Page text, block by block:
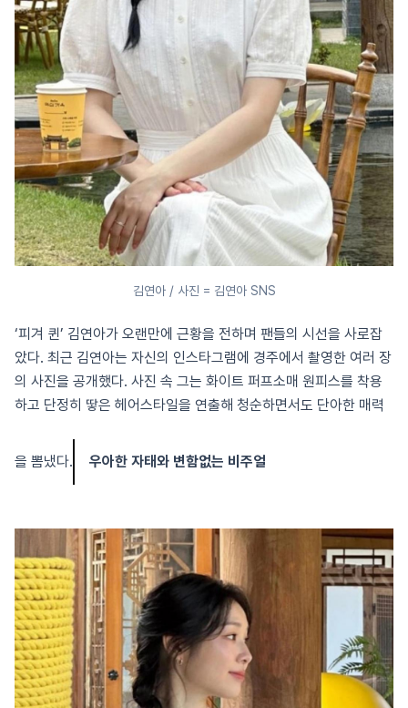
김연아 / 사진 = 김연아 SNS
‘피겨 퀸’ 김연아가 오랜만에 근황을 전하며 팬들의 시선을 사로잡
았다. 최근 김연아는 자신의 인스타그램에 경주에서 촬영한 여러 장
의 사진을 공개했다. 사진 속 그는 화이트 퍼프소매 원피스를 착용
하고 단정히 땋은 헤어스타일을 연출해 청순하면서도 단아한 매력
을 뽐냈다. 우아한 자태와 변함없는 비주얼